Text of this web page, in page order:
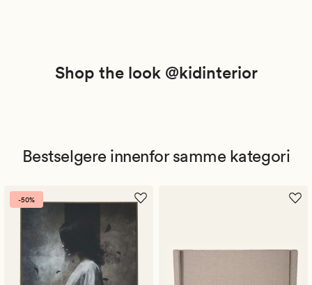
Shop the look @kidinterior
Bestselgere innenfor samme kategori
-50%